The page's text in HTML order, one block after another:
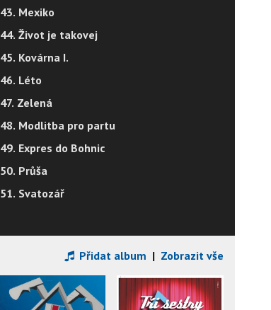
43. Mexiko
44. Život je takovej
45. Kovárna I.
46. Léto
47. Zelená
48. Modlitba pro partu
49. Expres do Bohnic
50. Průša
51. Svatozář
Přidat album | Zobrazit vše